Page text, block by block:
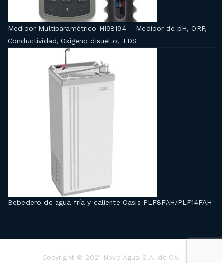
Medidor Multiparamétrico HI98194 – Medidor de pH, ORP,
Conductividad, Oxigeno disuelto, TDS
Bebedero de agua fría y caliente Oasis PLF8FAH/PLF14FAH
Copyright © 2021 Novo Agua S.A. de C.V.